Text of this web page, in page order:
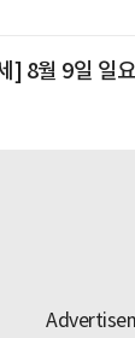
] 8월 9일 일